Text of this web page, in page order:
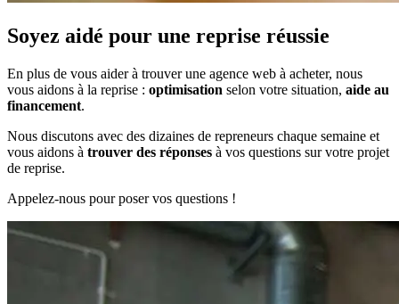
Soyez aidé pour une reprise réussie
En plus de vous aider à trouverune agence web à acheter, nous
vous aidons à la reprise : optimisation selon votre situation, aide au
financement.
Nous discutons avec des dizaines de repreneurs chaque semaine et
vous aidons à trouver des réponses à vos questions sur votre projet
de reprise.
Appelez-nous pour poser vos questions !